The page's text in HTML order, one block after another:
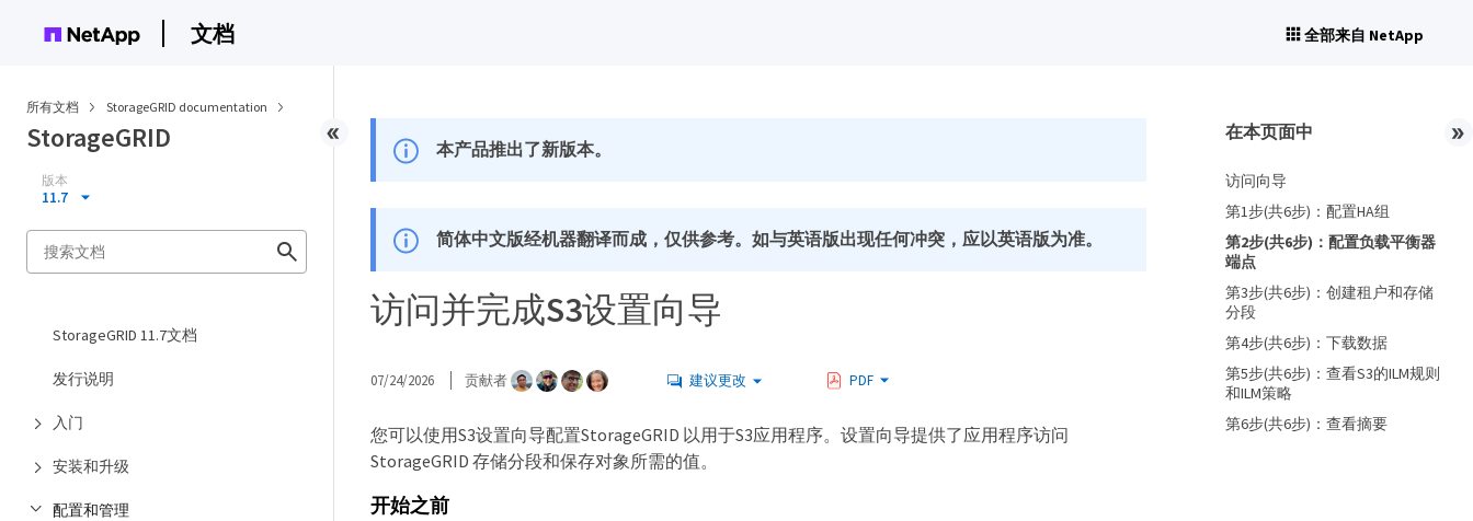
文档 全部来自 NetApp
所有文档 StorageGRID documentation
StorageGRID
版本
11.7
StorageGRID 11.7文档
发行说明
入门
安装和升级
配置和管理
本产品推出了新版本。
简体中文版经机器翻译而成，仅供参考。如与英语版出现任何冲突，应以英语版为准。
访问并完成S3设置向导
07/24/2026 贡献者 建议更改 PDF
您可以使用S3设置向导配置StorageGRID 以用于S3应用程序。设置向导提供了应用程序访问
StorageGRID 存储分段和保存对象所需的值。
开始之前
在本页面中
访问向导
第1步(共6步)：配置HA组
第2步(共6步)：配置负载平衡器
端点
第3步(共6步)：创建租户和存储
分段
第4步(共6步)：下载数据
第5步(共6步)：查看S3的ILM规则
和ILM策略
第6步(共6步)：查看摘要